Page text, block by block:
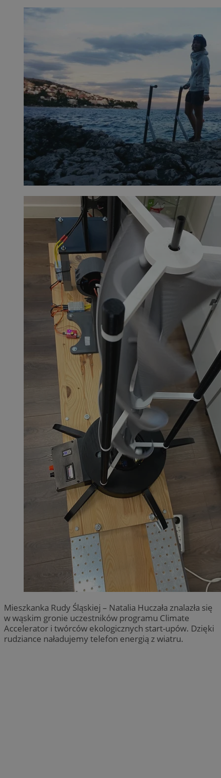
Mieszkanka Rudy Śląskiej – Natalia Huczała znalazła się
w wąskim gronie uczestników programu Climate
Accelerator i twórców ekologicznych start-upów. Dzięki
rudziance naładujemy telefon energią z wiatru.